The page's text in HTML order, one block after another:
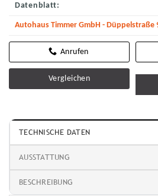
Datenblatt:
Autohaus Timmer GmbH - Düppelstraße
Vergleichen
TECHNISCHE DATEN
AUSSTATTUNG
BESCHREIBUNG